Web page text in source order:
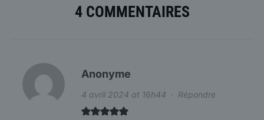
4 COMMENTAIRES
Anonyme
4 avril 2024 at 16h44 · Répondre